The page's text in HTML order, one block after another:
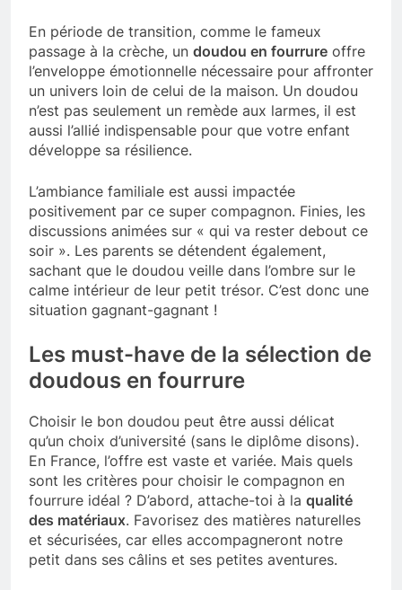
En période de transition, comme le fameux
passage à la crèche, un doudou en fourrure offre
l’enveloppe émotionnelle nécessaire pour affronter
un univers loin de celui de la maison. Un doudou
n’est pas seulement un remède aux larmes, il est
aussi l’allié indispensable pour que votre enfant
développe sa résilience.
L’ambiance familiale est aussi impactée
positivement par ce super compagnon. Finies, les
discussions animées sur « qui va rester debout ce
soir ». Les parents se détendent également,
sachant que le doudou veille dans l’ombre sur le
calme intérieur de leur petit trésor. C’est donc une
situation gagnant-gagnant !
Les must-have de la sélection de
doudous en fourrure
Choisir le bon doudou peut être aussi délicat
qu’un choix d’université (sans le diplôme disons).
En France, l’offre est vaste et variée. Mais quels
sont les critères pour choisir le compagnon en
fourrure idéal ? D’abord, attache-toi à la qualité
des matériaux. Favorisez des matières naturelles
et sécurisées, car elles accompagneront notre
petit dans ses câlins et ses petites aventures.